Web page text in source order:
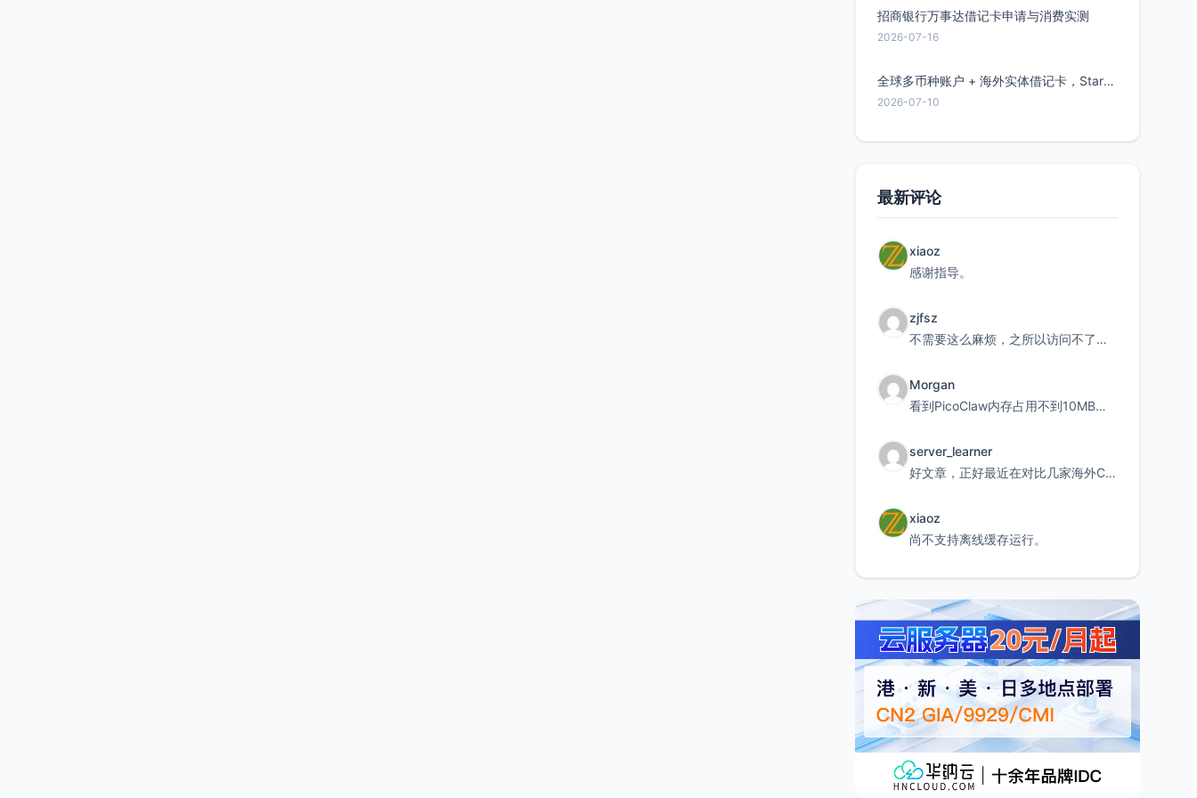
招商银行万事达借记卡申请与消费实测
2026-07-16
全球多币种账户 + 海外实体借记卡，Starryblu开户教程与注意事项
2026-07-10
最新评论
xiaoz
感谢指导。
zjfsz
不需要这么麻烦，之所以访问不了，是由于非对称路由的问题，在爱快主路由添加一条静态路由192.168.
Morgan
看到PicoClaw内存占用不到10MB这个数据真的很惊喜，确实很适合我这种想用旧设备折腾AI的小白
server_learner
好文章，正好最近在对比几家海外CDN。文中提到CF免费版不支持自定义回源端口和HOST这个痛点太真实
xiaoz
尚不支持离线缓存运行。